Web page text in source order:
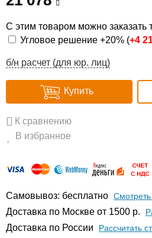
С этим товаром можно заказать
Угловое решение +20% (+4
б/н расчет (для юр. лиц)
Купить
К сравнению
В избранное
Самовывоз: бесплатно
Доставка по Москве от 1500 р.
Доставка по России Рассчитать